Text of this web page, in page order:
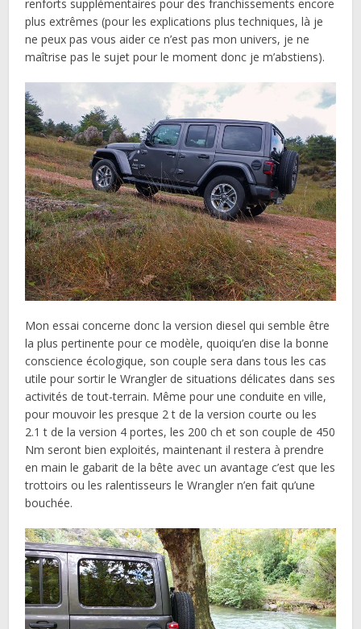
renforts supplémentaires pour des franchissements encore
plus extrêmes (pour les explications plus techniques, là je
ne peux pas vous aider ce n’est pas mon univers, je ne
maîtrise pas le sujet pour le moment donc je m’abstiens).
Mon essai concerne donc la version diesel qui semble être
la plus pertinente pour ce modèle, quoiqu’en dise la bonne
conscience écologique, son couple sera dans tous les cas
utile pour sortir le Wrangler de situations délicates dans ses
activités de tout-terrain. Même pour une conduite en ville,
pour mouvoir les presque 2 t de la version courte ou les
2.1 t de la version 4 portes, les 200 ch et son couple de 450
Nm seront bien exploités, maintenant il restera à prendre
en main le gabarit de la bête avec un avantage c’est que les
trottoirs ou les ralentisseurs le Wrangler n’en fait qu’une
bouchée.